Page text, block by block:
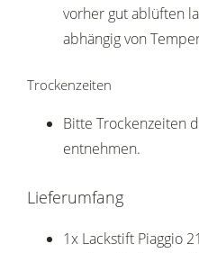
vorher gut ablüften
abhängig von
Trockenzeiten
Bitte Trockenzeiten
entnehmen.
Lieferumfang
1x Lackstift Piaggio